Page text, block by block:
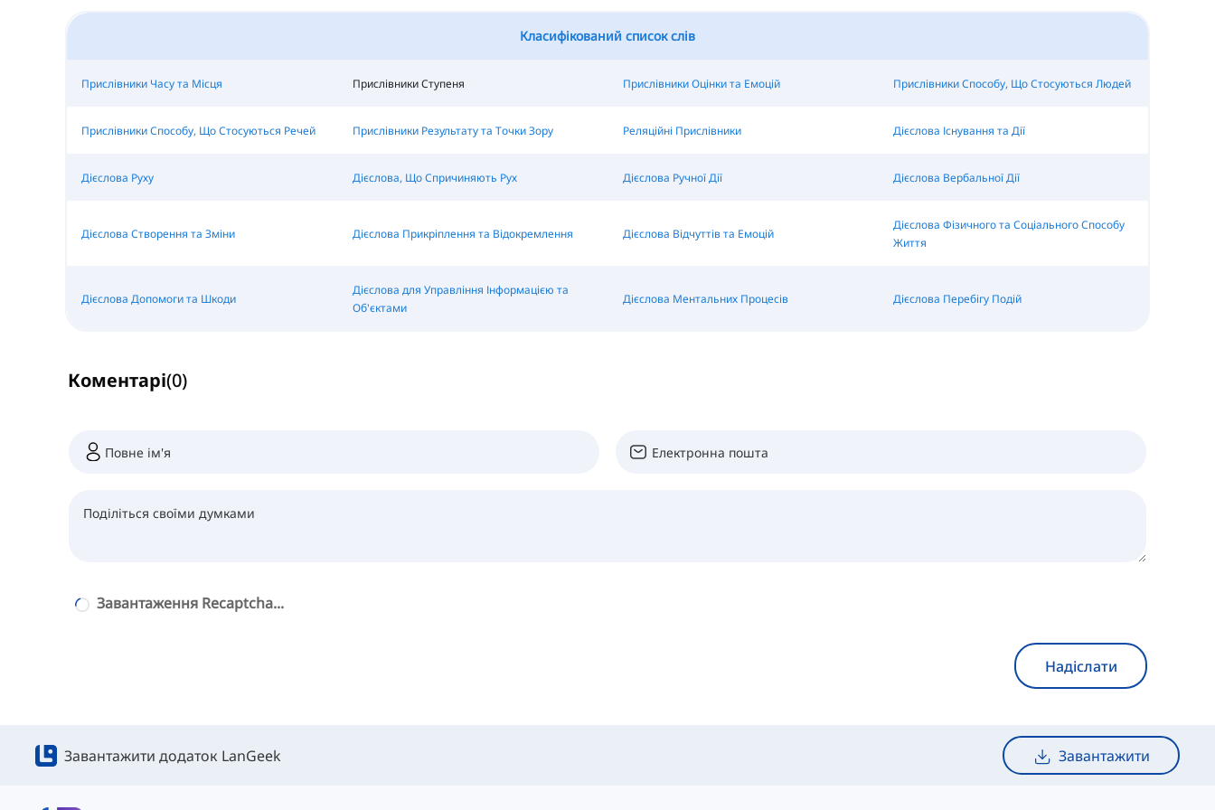
Класифікований список слів
Прислівники Часу та Місця Прислівники Ступеня Прислівники Оцінки та Емоцій Прислівники Способу, Що Стосуються Людей
Прислівники Способу, Що Стосуються Речей Прислівники Результату та Точки Зору Реляційні Прислівники Дієслова Існування та Дії
Дієслова Руху Дієслова, Що Спричиняють Рух Дієслова Ручної Дії Дієслова Вербальної Дії
Дієслова Створення та Зміни Дієслова Прикріплення та Відокремлення Дієслова Відчуттів та Емоцій
Дієслова Фізичного та Соціального Способу
Життя
Дієслова Допомоги та Шкоди
Дієслова для Управління Інформацією та
Об'єктами
Дієслова Ментальних Процесів Дієслова Перебігу Подій
Коментарі(0)
Завантаження Recaptcha...
Надіслати
Завантажити додаток LanGeek Завантажити